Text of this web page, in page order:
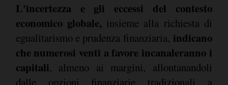
L'incertezza e gli eccessi del contesto
economico globale, insieme alla richiesta di
egualitarismo e prudenza finanziaria, indicano
che numerosi venti a favore incanaleranno i
capitali, almeno ai margini, allontanandoli